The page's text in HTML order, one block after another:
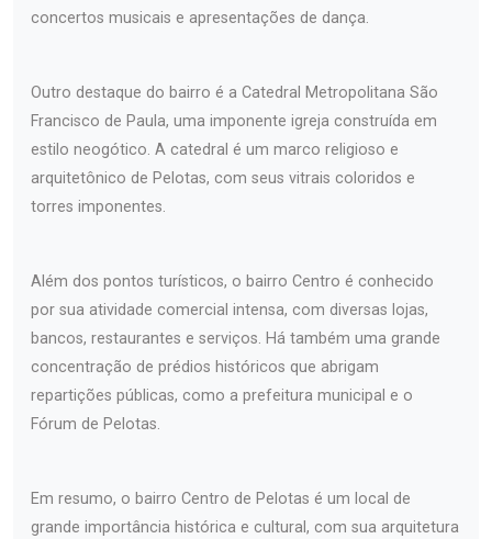
concertos musicais e apresentações de dança.
Outro destaque do bairro é a Catedral Metropolitana São
Francisco de Paula, uma imponente igreja construída em
estilo neogótico. A catedral é um marco religioso e
arquitetônico de Pelotas, com seus vitrais coloridos e
torres imponentes.
Além dos pontos turísticos, o bairro Centro é conhecido
por sua atividade comercial intensa, com diversas lojas,
bancos, restaurantes e serviços. Há também uma grande
concentração de prédios históricos que abrigam
repartições públicas, como a prefeitura municipal e o
Fórum de Pelotas.
Em resumo, o bairro Centro de Pelotas é um local de
grande importância histórica e cultural, com sua arquitetura